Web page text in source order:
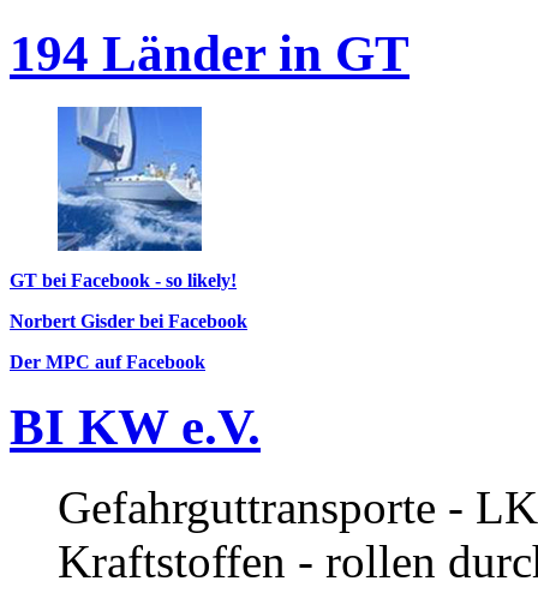
194 Länder in GT
GT bei Facebook - so likely!
Norbert Gisder bei Facebook
Der MPC auf Facebook
BI KW e.V.
Gefahrguttransporte -
Kraftstoffen - rollen